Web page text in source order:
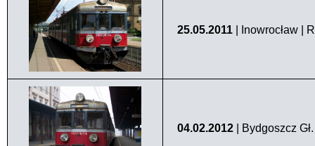
25.05.2011 | Inowrocław |
04.02.2012 | Bydgoszcz